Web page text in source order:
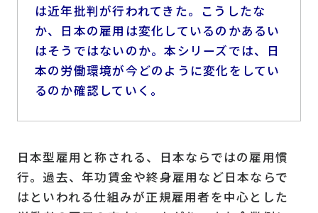
は近年批判が行われてきた。こうしたな
か、日本の雇用は変化しているのかあるい
はそうではないのか。本シリーズでは、日
本の労働環境が今どのように変化をしてい
るのか確認していく。
日本型雇用と称される、日本ならではの雇用慣
行。過去、年功賃金や終身雇用など日本ならで
はといわれる仕組みが正規雇用者を中心とした